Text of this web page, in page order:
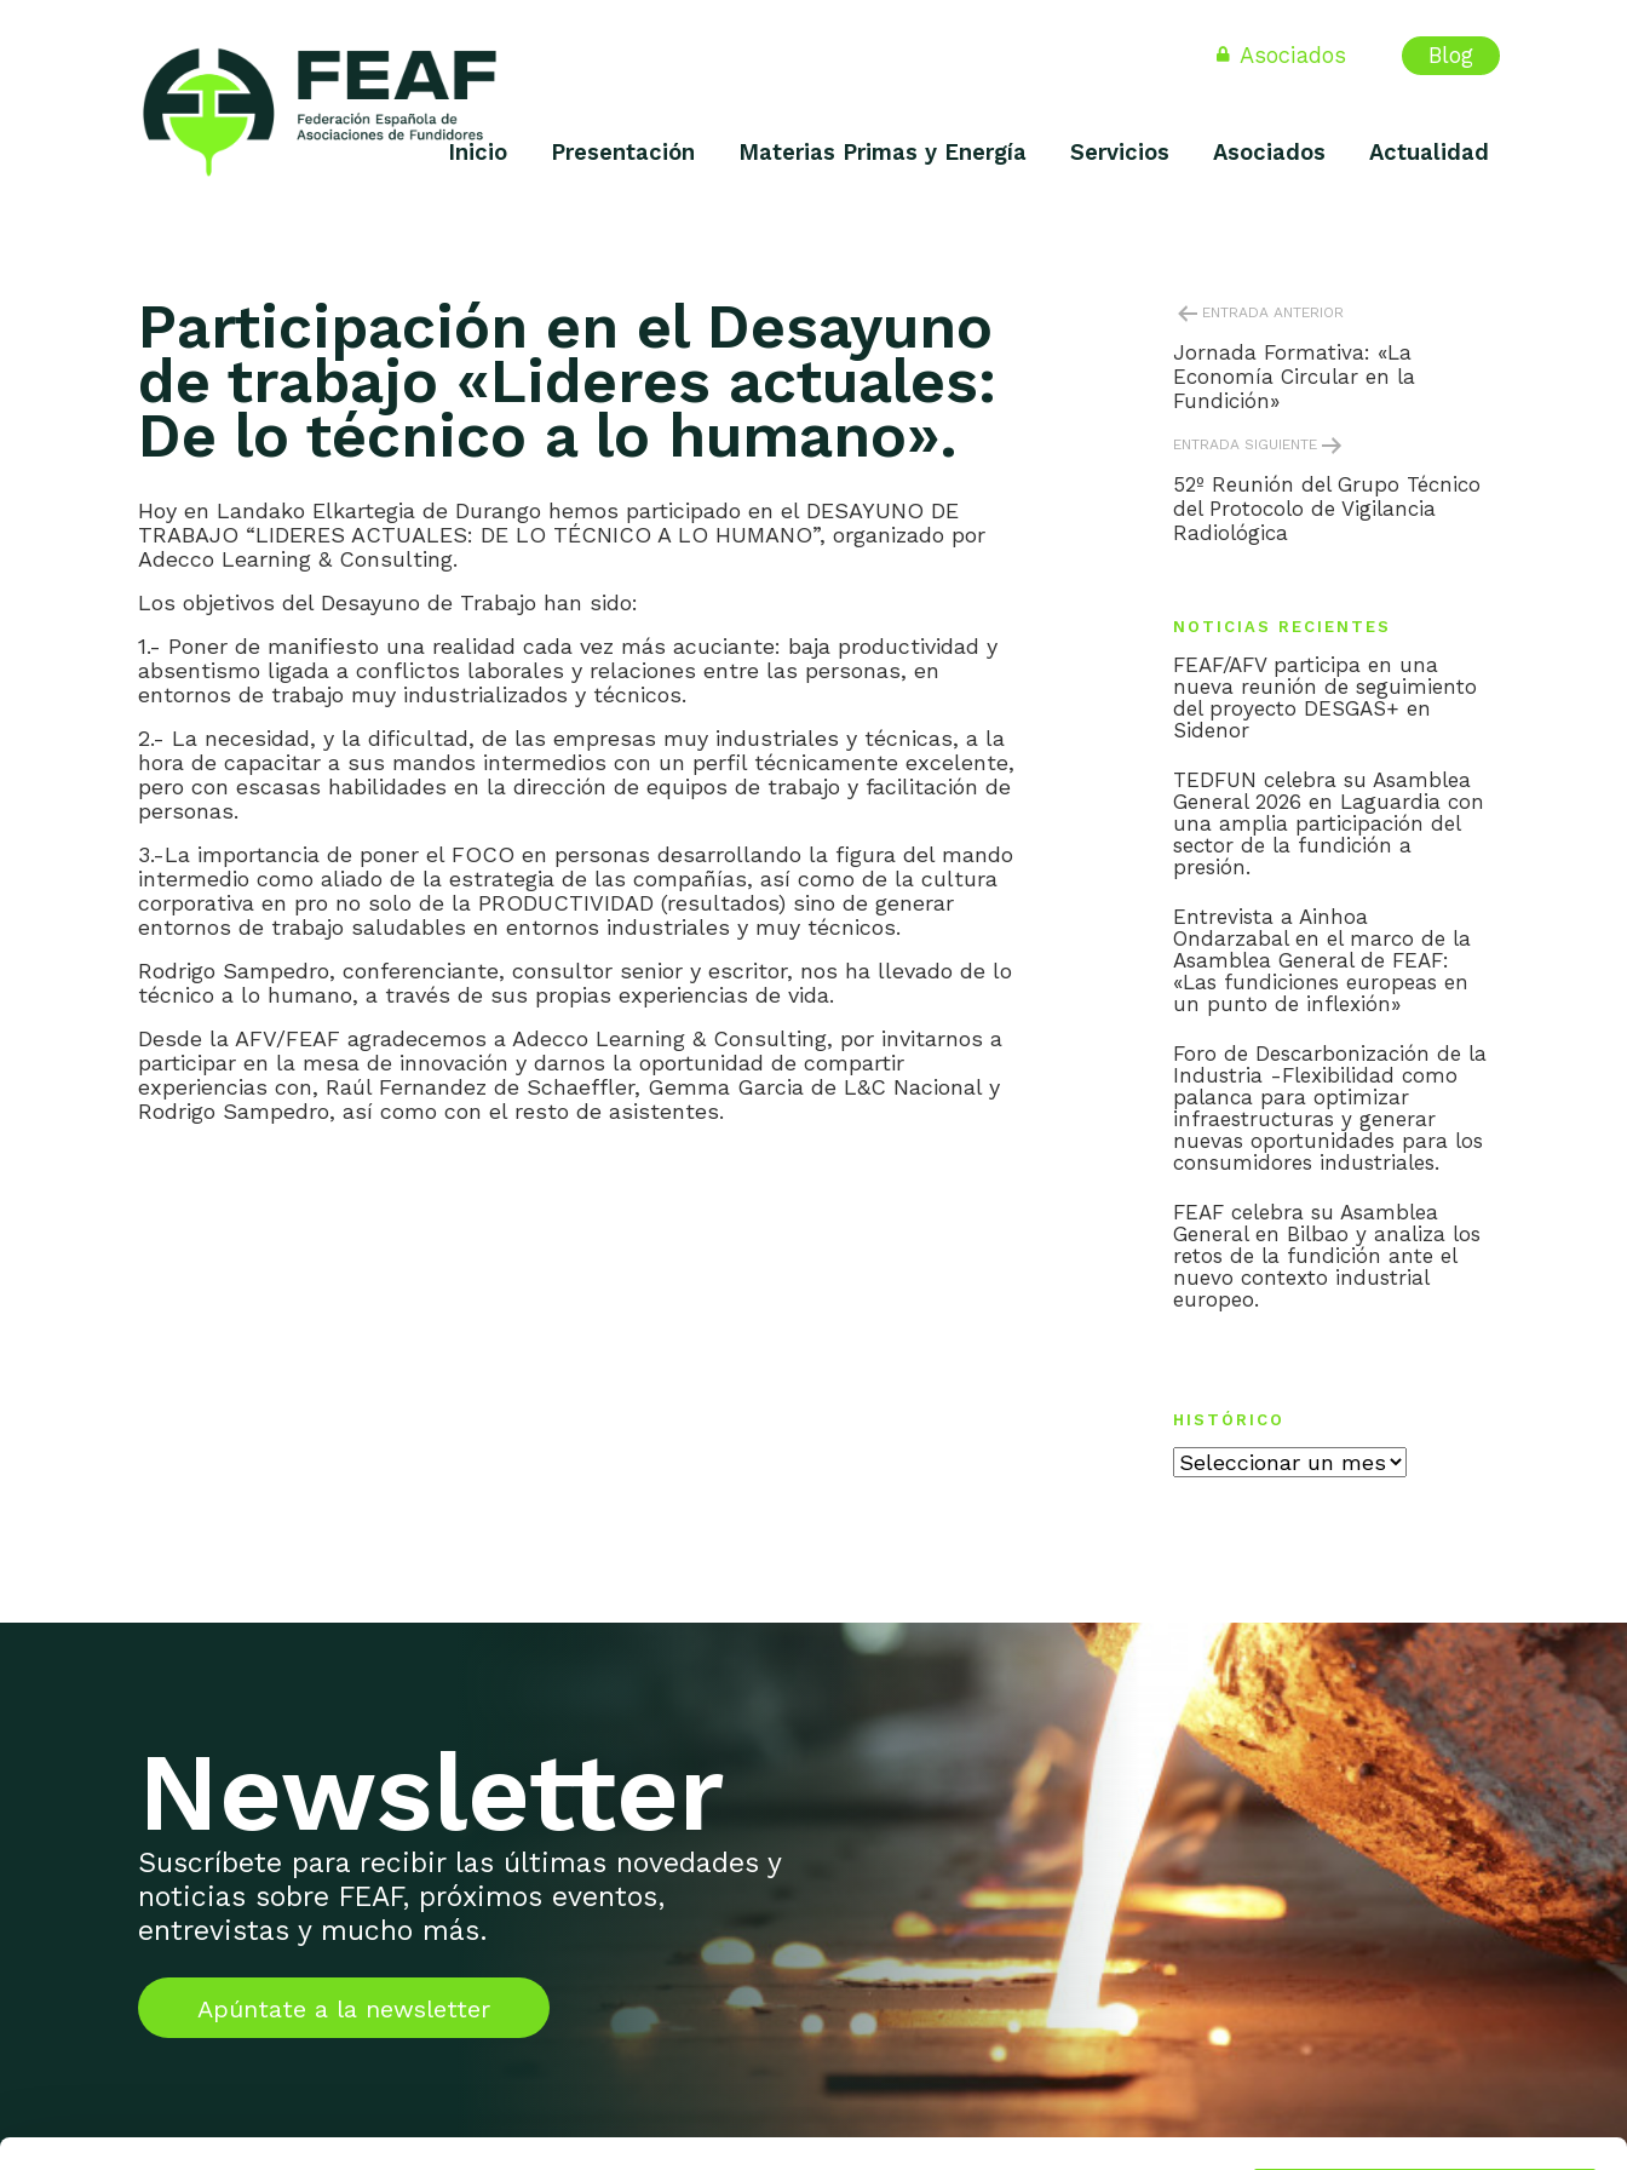
Fundidores
Asociados Blog
Inicio Presentación Materias Primas y Energía Servicios Asociados Actualidad
Participación en el Desayuno
de trabajo «Lideres actuales:
De lo técnico a lo humano».
Hoy en Landako Elkartegia de Durango hemos participado en el DESAYUNO DE
TRABAJO “LIDERES ACTUALES: DE LO TÉCNICO A LO HUMANO”, organizado por
Adecco Learning & Consulting.
Los objetivos del Desayuno de Trabajo han sido:
1.- Poner de manifiesto una realidad cada vez más acuciante: baja productividad y
absentismo ligada a conflictos laborales y relaciones entre las personas, en
entornos de trabajo muy industrializados y técnicos.
2.- La necesidad, y la dificultad, de las empresas muy industriales y técnicas, a la
hora de capacitar a sus mandos intermedios con un perfil técnicamente excelente,
pero con escasas habilidades en la dirección de equipos de trabajo y facilitación de
personas.
3.-La importancia de poner el FOCO en personas desarrollando la figura del mando
intermedio como aliado de la estrategia de las compañías, así como de la cultura
corporativa en pro no solo de la PRODUCTIVIDAD (resultados) sino de generar
entornos de trabajo saludables en entornos industriales y muy técnicos.
Rodrigo Sampedro, conferenciante, consultor senior y escritor, nos ha llevado de lo
técnico a lo humano, a través de sus propias experiencias de vida.
Desde la AFV/FEAF agradecemos a Adecco Learning & Consulting, por invitarnos a
participar en la mesa de innovación y darnos la oportunidad de compartir
experiencias con, Raúl Fernandez de Schaeffler, Gemma Garcia de L&C Nacional y
Rodrigo Sampedro, así como con el resto de asistentes.
NAVEGACIÓN
DE
ENTRADAS
ENTRADA ANTERIOR
Jornada Formativa: «La
Economía Circular en la
Fundición»
ENTRADA SIGUIENTE
52º Reunión del Grupo Técnico
del Protocolo de Vigilancia
Radiológica
NOTICIAS RECIENTES
FEAF/AFV participa en una
nueva reunión de seguimiento
del proyecto DESGAS+ en
Sidenor
TEDFUN celebra su Asamblea
General 2026 en Laguardia con
una amplia participación del
sector de la fundición a
presión.
Entrevista a Ainhoa
Ondarzabal en el marco de la
Asamblea General de FEAF:
«Las fundiciones europeas en
un punto de inflexión»
Foro de Descarbonización de la
Industria -Flexibilidad como
palanca para optimizar
infraestructuras y generar
nuevas oportunidades para los
consumidores industriales.
FEAF celebra su Asamblea
General en Bilbao y analiza los
retos de la fundición ante el
nuevo contexto industrial
europeo.
HISTÓRICO
Histórico
Newsletter
Suscríbete para recibir las últimas novedades y
noticias sobre FEAF, próximos eventos,
entrevistas y mucho más.
Apúntate a la newsletter